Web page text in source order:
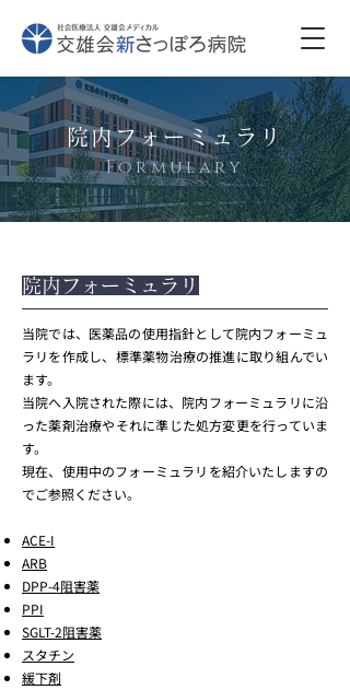
院内フォーミュラリ
Formulary
院内フォーミュラリ
当院では、医薬品の使用指針として院内フォーミュ
ラリを作成し、標準薬物治療の推進に取り組んでい
ます。
当院へ入院された際には、院内フォーミュラリに沿
った薬剤治療やそれに準じた処方変更を行っていま
す。
現在、使用中のフォーミュラリを紹介いたしますの
でご参照ください。
ACE-I
ARB
DPP-4阻害薬
PPI
SGLT-2阻害薬
スタチン
緩下剤